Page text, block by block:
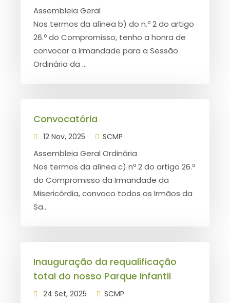
Assembleia Geral
Nos termos da alínea b) do n.º 2 do artigo
26.º do Compromisso, tenho a honra de
convocar a Irmandade para a Sessão
Ordinária da ...
Convocatória
12 Nov, 2025 SCMP
Assembleia Geral Ordinária
Nos termos da alínea c) nº 2 do artigo 26.º
do Compromisso da Irmandade da
Misericórdia, convoco todos os Irmãos da
Sa...
Inauguração da requalificação
total do nosso Parque Infantil
24 Set, 2025 SCMP